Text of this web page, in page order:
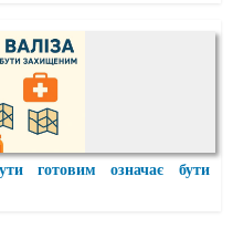
готовим означає бути